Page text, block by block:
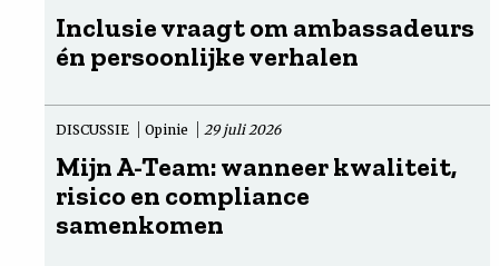
Inclusie vraagt om ambassadeurs
én persoonlijke verhalen
DISCUSSIE Opinie 29 juli 2026
Mijn A-Team: wanneer kwaliteit,
risico en compliance
samenkomen